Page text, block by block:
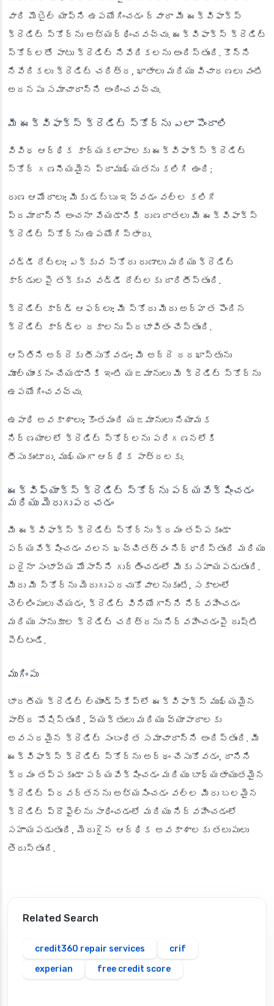
వారి మొబైల్ యాప్‌ని ఉపయోగించడం ద్వారా మీ ఈక్విఫాక్స్
క్రెడిట్ స్కోర్‌ను అభ్యర్థించవచ్చు. ఈక్విఫాక్స్ క్రెడిట్
స్కోర్‌లతో పాటు క్రెడిట్ నివేదికలను అందిస్తుంది. కొన్ని
నివేదికలు క్రెడిట్ చరిత్ర, ఖాతాలు మరియు విచారణలు వంటి
అదనపు సమాచారాన్ని అందించవచ్చు.
మీ ఈక్విఫాక్స్ క్రెడిట్ స్కోర్‌ను ఎలా పొందాలి
వివిధ ఆర్థిక కార్యకలాపాలకు ఈక్విఫాక్స్ క్రెడిట్
స్కోర్ గణనీయమైన ప్రాముఖ్యతను కలిగి ఉంది;
రుణ ఆమోదాలు: మీకు డబ్బు ఇవ్వడం వల్ల కలిగే
ప్రమాదాన్ని అంచనా వేయడానికి రుణదాతలు మీ ఈక్విఫాక్స్
క్రెడిట్ స్కోర్‌ను ఉపయోగిస్తారు.
వడ్డీ రేట్లు: ఎక్కువ స్కోరు రుణాలు మరియు క్రెడిట్
కార్డులపై తక్కువ వడ్డీ రేట్లకు దారితీస్తుంది.
క్రెడిట్ కార్డ్ ఆఫర్‌లు: మీ స్కోరు మీరు అర్హత పొందిన
క్రెడిట్ కార్డ్‌ల రకాలను ప్రభావితం చేస్తుంది.
ఆస్తిని అద్దెకు తీసుకోవడం: మీ అద్దె దరఖాస్తును
మూల్యాంకనం చేయడానికి ఇంటి యజమానులు మీ క్రెడిట్ స్కోర్‌ను
ఉపయోగించవచ్చు.
ఉపాధి అవకాశాలు: కొంతమంది యజమానులు నియామక
నిర్ణయాలలో క్రెడిట్ స్కోర్‌లను పరిగణనలోకి
తీసుకుంటారు, ముఖ్యంగా ఆర్థిక పాత్రలకు.
ఈక్విఫ్యాక్స్ క్రెడిట్ స్కోర్‌ను పర్యవేక్షించడం
మరియు మెరుగుపరచడం
మీ ఈక్విఫాక్స్ క్రెడిట్ స్కోర్‌ను క్రమం తప్పకుండా
పర్యవేక్షించడం వలన ఖచ్చితత్వం నిర్ధారిస్తుంది మరియు
ఏదైనా సంభావ్య మోసాన్ని గుర్తించడంలో మీకు సహాయపడుతుంది.
మీరు మీ స్కోర్‌ను మెరుగుపరచుకోవాలనుకుంటే, సకాలంలో
చెల్లింపులు చేయడం, క్రెడిట్ వినియోగాన్ని నిర్వహించడం
మరియు సానుకూల క్రెడిట్ చరిత్రను నిర్వహించడంపై దృష్టి
పెట్టండి.
ముగింపు
భారతీయ క్రెడిట్ ల్యాండ్‌స్కేప్‌లో ఈక్విఫాక్స్ ముఖ్యమైన
పాత్ర పోషిస్తుంది, వ్యక్తులు మరియు వ్యాపారాలకు
అవసరమైన క్రెడిట్ సంబంధిత సమాచారాన్ని అందిస్తుంది. మీ
ఈక్విఫాక్స్ క్రెడిట్ స్కోర్‌ను అర్థం చేసుకోవడం, దానిని
క్రమం తప్పకుండా పర్యవేక్షించడం మరియు బాధ్యతాయుతమైన
క్రెడిట్ ప్రవర్తనను అభ్యసించడం వల్ల మీరు బలమైన
క్రెడిట్ ప్రొఫైల్‌ను సాధించడంలో మరియు నిర్వహించడంలో
సహాయపడుతుంది, మెరుగైన ఆర్థిక అవకాశాలకు తలుపులు
తెరుస్తుంది.
Related Search
credit360 repair services
crif
experian
free credit score